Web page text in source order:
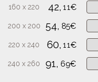
160 x 220 42, 11€
200 x 200 54, 85€
220 x 240 60, 11€
240 x 260 91, 69€